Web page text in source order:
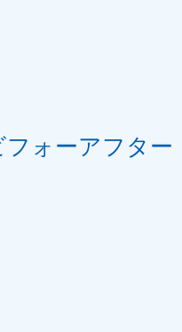
フォーアフター